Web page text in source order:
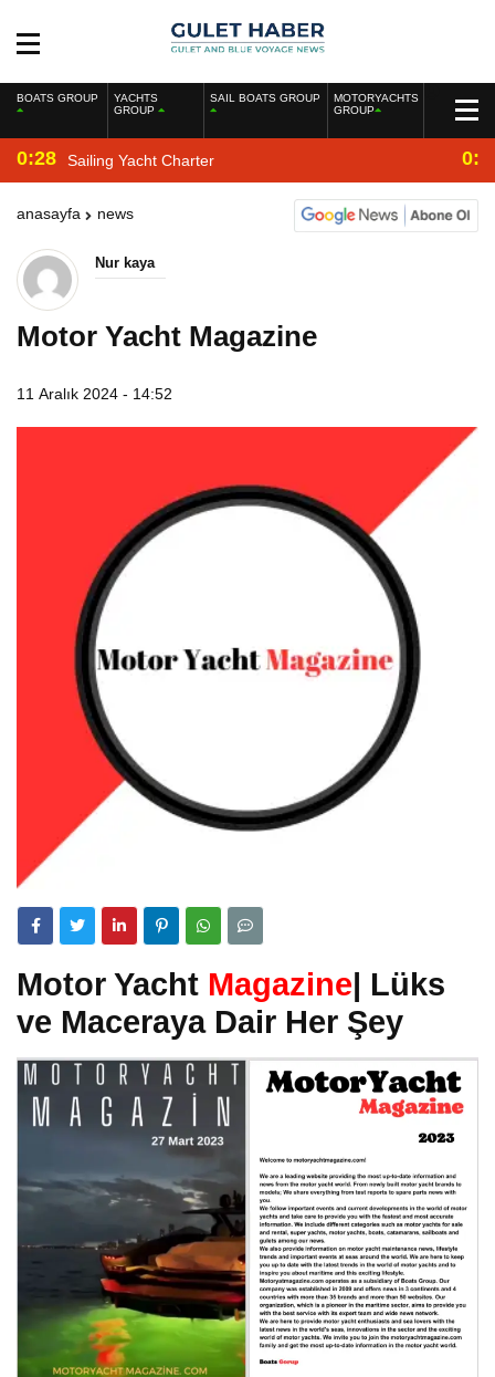
BOATS GROUP
YACHTS
GROUP
SAIL BOATS GROUP
MOTORYACHTS
GROUP
0:28 Sailing Yacht Charter
anasayfa news
Nur kaya
Motor Yacht Magazine
11 Aralık 2024 - 14:52
Motor Yacht Magazine| Lüks
ve Maceraya Dair Her Şey